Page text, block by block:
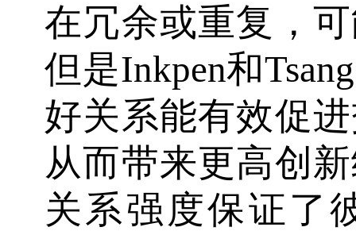
在冗余或重复，
但是Inkpen和
好关系能有效促
从而带来更高创
关系强度保证了